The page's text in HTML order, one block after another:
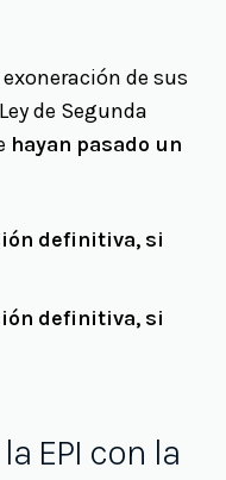
de sus
de Segunda
hayan pasado un
definitiva, si
definitiva, si
EPI con la